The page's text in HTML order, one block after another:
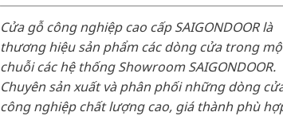
Cửa gỗ công nghiệp cao cấp SAIGONDOOR là
thương hiệu sản phẩm các dòng cửa trong
chuỗi các hệ thống Showroom SAIGONDOOR.
Chuyên sản xuất và phân phối những dòng
công nghiệp chất lượng cao, giá thành phù